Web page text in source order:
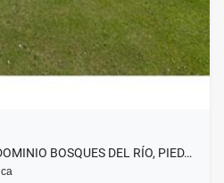
BOSQUES DEL RÍO, PIED…